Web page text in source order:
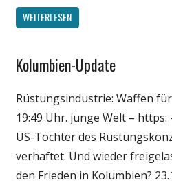
WEITERLESEN
Gesellschaft
Politik
Wissenschaft
Kolumbien-Update
Rüstungsindustrie: Waffen
19:49 Uhr. junge Welt –
US-Tochter des
verhaftet. Und wieder
den Frieden in Kolumbien?